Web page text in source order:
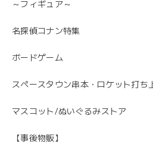
～フィギュア～
名探偵コナン特集
ボードゲーム
スペースタウン串本・ロケット打ち
マスコット/ぬいぐるみストア
【事後物販】